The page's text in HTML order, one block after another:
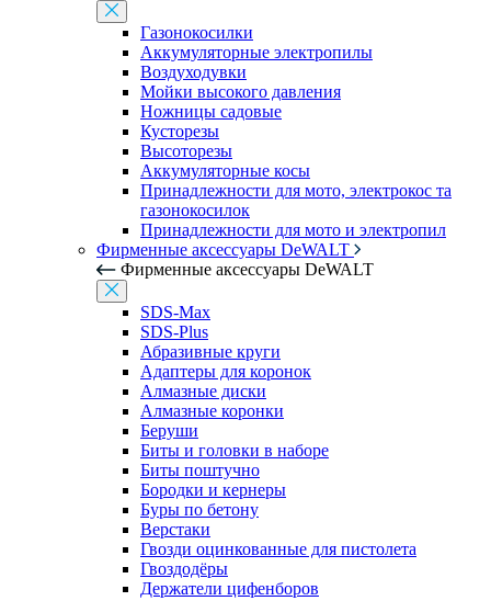
Газонокосилки
Аккумуляторные электропилы
Воздуходувки
Мойки высокого давления
Ножницы садовые
Кусторезы
Высоторезы
Аккумуляторные косы
Принадлежности для мото, электрокос та
газонокосилок
Принадлежности для мото и электропил
Фирменные аксессуары DeWALT
Фирменные аксессуары DeWALT
SDS-Max
SDS-Plus
Абразивные круги
Адаптеры для коронок
Алмазные диски
Алмазные коронки
Беруши
Биты и головки в наборе
Биты поштучно
Бородки и кернеры
Буры по бетону
Верстаки
Гвозди оцинкованные для пистолета
Гвоздодёры
Держатели цифенборов